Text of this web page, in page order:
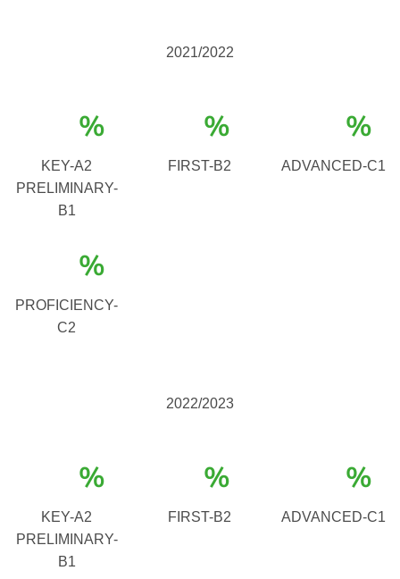
2021/2022
%
KEY-A2
PRELIMINARY-
B1
%
FIRST-B2
%
ADVANCED-C1
%
PROFICIENCY-
C2
2022/2023
%
KEY-A2
PRELIMINARY-
B1
%
FIRST-B2
%
ADVANCED-C1